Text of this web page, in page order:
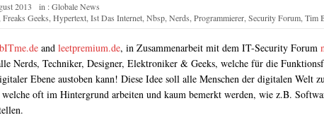
2013 in :Globale News
Freaks Geeks,Hypertext,Ist Das Internet,Nbsp,Nerds,Programmierer,Security Forum,Tim
and leetpremium.de, in Zusammenarbeit mit dem IT-Security Forum
Nerds, Techniker, Designer, Elektroniker & Geeks, welche für die
Ebene austoben kann! Diese Idee soll alle Menschen der digitalen Welt
welche oft im Hintergrund arbeiten und kaum bemerkt werden, wie z.B.